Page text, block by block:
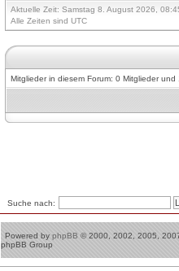
Aktuelle Zeit: Samstag 8. August 2026,
Alle Zeiten sind UTC
Mitglieder in diesem Forum: 0 Mitglieder und
Suche nach:
Powered by phpBB © 2000, 2002, 2005,
phpBB Group